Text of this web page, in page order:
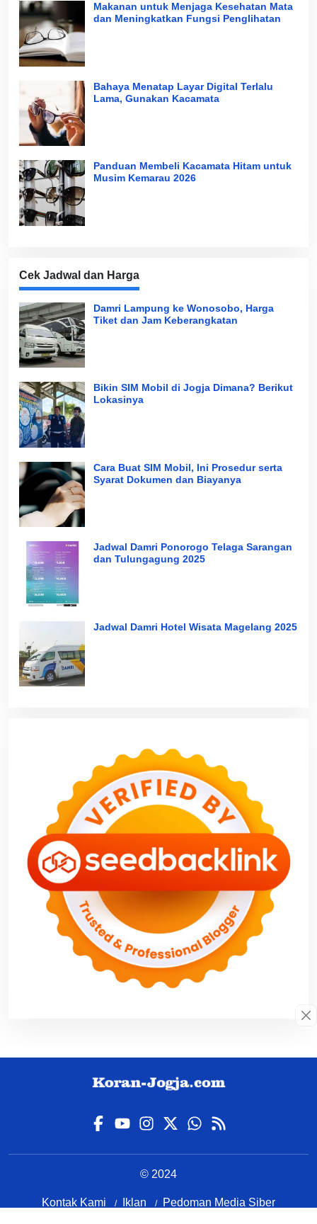
Makanan untuk Menjaga Kesehatan Mata
dan Meningkatkan Fungsi Penglihatan
Bahaya Menatap Layar Digital Terlalu
Lama, Gunakan Kacamata
Panduan Membeli Kacamata Hitam untuk
Musim Kemarau 2026
Cek Jadwal dan Harga
Damri Lampung ke Wonosobo, Harga
Tiket dan Jam Keberangkatan
Bikin SIM Mobil di Jogja Dimana? Berikut
Lokasinya
Cara Buat SIM Mobil, Ini Prosedur serta
Syarat Dokumen dan Biayanya
Jadwal Damri Ponorogo Telaga Sarangan
dan Tulungagung 2025
Jadwal Damri Hotel Wisata Magelang 2025
© 2024
Kontak Kami Iklan Pedoman Media Siber